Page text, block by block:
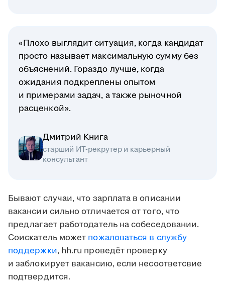
«Плохо выглядит ситуация, когда кандидат
просто называет максимальную сумму без
объяснений. Гораздо лучше, когда
ожидания подкреплены опытом
и примерами задач, а также рыночной
расценкой».
Дмитрий Книга
старший ИТ-рекрутер и карьерный
консультант
Бывают случаи, что зарплата в описании
вакансии сильно отличается от того, что
предлагает работодатель на собеседовании.
Соискатель может пожаловаться в службу
поддержки, hh.ru проведёт проверку
и заблокирует вакансию, если несоответсвие
подтвердится.